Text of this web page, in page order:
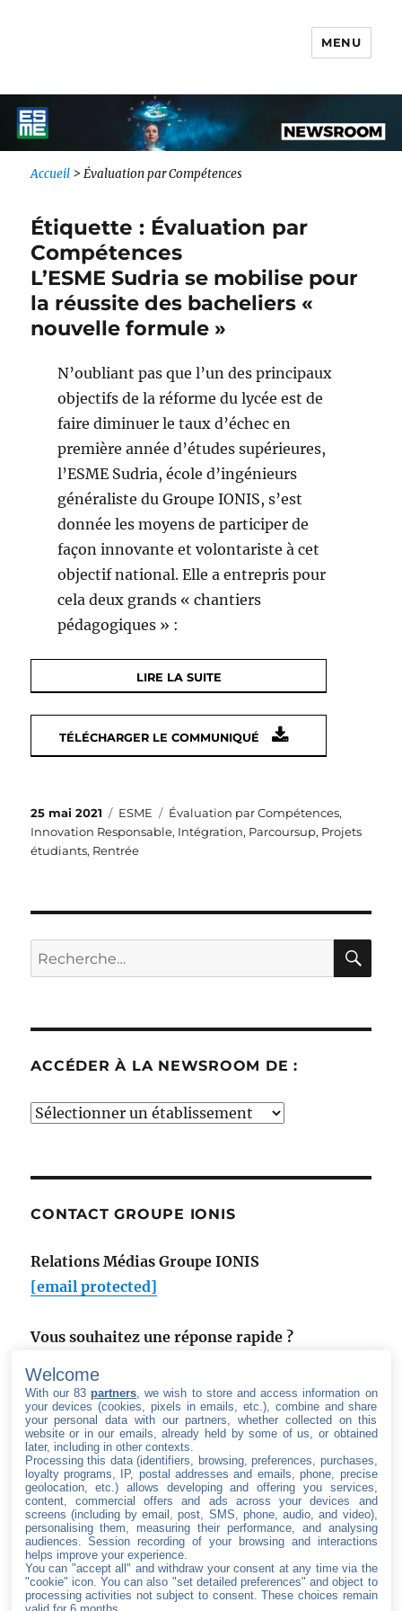
MENU
Accueil >Évaluation par Compétences
Étiquette : Évaluation par
Compétences
L’ESME Sudria se mobilise pour
la réussite des bacheliers «
nouvelle formule »
N’oubliant pas que l’un des principaux
objectifs de la réforme du lycée est de
faire diminuer le taux d’échec en
première année d’études supérieures,
l’ESME Sudria, école d’ingénieurs
généraliste du Groupe IONIS, s’est
donnée les moyens de participer de
façon innovante et volontariste à cet
objectif national. Elle a entrepris pour
cela deux grands « chantiers
pédagogiques » :
LIRE LA SUITE
TÉLÉCHARGER LE COMMUNIQUÉ
Publié
le
25 mai 2021 Catégories
ESME Étiquettes
Évaluation par Compétences,
Innovation Responsable, Intégration, Parcoursup, Projets
étudiants, Rentrée
Recherche
pour :
ACCÉDER À LA NEWSROOM DE :
Accéder
de
CONTACT GROUPE IONIS
Relations Médias Groupe IONIS
[email protected]
Vous souhaitez une réponse rapide ?
SUIVEZ LE GROUPE IONIS
facebook
twitterlinkedinyoutube
Accueil
Welcome
With our 83 partners , we wish to store and access information on
your devices (cookies, pixels in emails, etc.), combine and share
your personal data with our partners, whether collected on this
website or in our emails, already held by some of us, or obtained
later, including in other contexts.
Processing this data (identifiers, browsing, preferences, purchases,
loyalty programs, IP, postal addresses and emails, phone, precise
geolocation, etc.) allows developing and offering you services,
content, commercial offers and ads across your devices and
screens (including by email, post, SMS, phone, audio, and video),
personalising them, measuring their performance, and analysing
audiences. Session recording of your browsing and interactions
helps improve your experience.
You can "accept all" and withdraw your consent at any time via the
"cookie" icon. You can also "set detailed preferences" and object to
processing activities not subject to consent. These choices remain
valid for 6 months.